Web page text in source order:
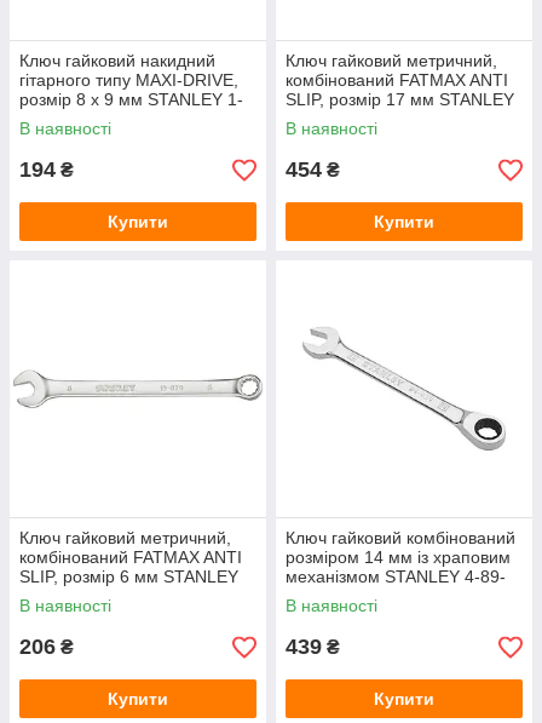
Ключ гайковий накидний
гітарного типу MAXI-DRIVE,
розмір 8 х 9 мм STANLEY 1-
87-802
В наявності
194 ₴
Купити
Ключ гайковий метричний,
комбінований FATMAX ANTI
SLIP, розмір 17 мм STANLEY
FMMT13040-0
В наявності
454 ₴
Купити
Ключ гайковий метричний,
комбінований FATMAX ANTI
SLIP, розмір 6 мм STANLEY
FMMT13029-0
В наявності
206 ₴
Купити
Ключ гайковий комбінований
розміром 14 мм із храповим
механізмом STANLEY 4-89-
939
В наявності
439 ₴
Купити